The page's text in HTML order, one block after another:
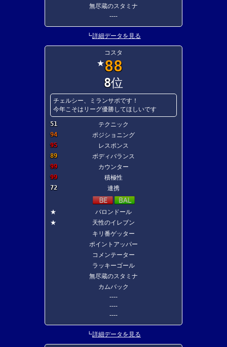
無尽蔵のスタミナ
----
┗詳細データを見る
コスタ
★88
8位
チェルシー、ミランサポです！
今年こそはリーグ優勝してほしいです
51
テクニック
94
ポジショニング
95
レスポンス
89
ボディバランス
99
カウンター
99
積極性
72
連携
★
バロンドール
★
天性のイレブン
キリ番ゲッター
ポイントアッパー
コメンテーター
ラッキーゴール
無尽蔵のスタミナ
カムバック
----
----
----
┗詳細データを見る